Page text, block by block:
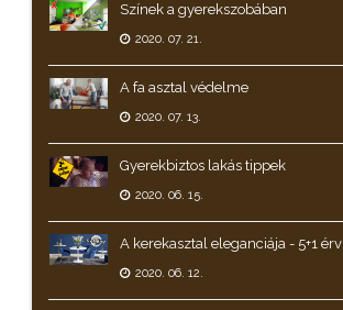
Színek a gyerekszobában
2020. 07. 21.
A fa asztal védelme
2020. 07. 13.
Gyerekbiztos lakás tippek
2020. 06. 15.
A kerekasztal eleganciája - 5+1 érv
2020. 06. 12.